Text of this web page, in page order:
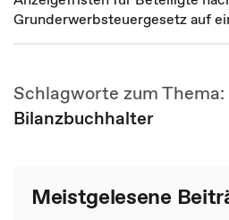
Grunderwerbsteuergesetz auf
Schlagworte zum Thema:
Bilanzbuchhalter
Meistgelesene